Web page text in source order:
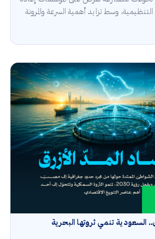
وسط تزايد أهمية السرعة والمرونة
السعودية تنمي ثروتها البحرية